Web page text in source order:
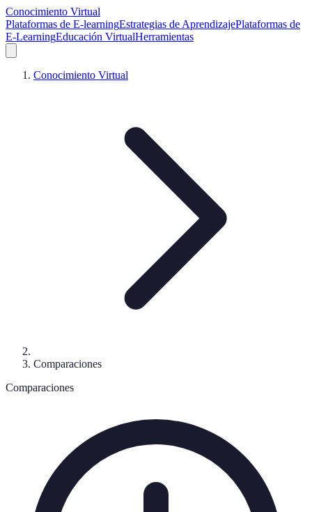
Conocimiento Virtual
Plataformas de E-learningEstrategias de AprendizajePlataformas de
E-LearningEducación VirtualHerramientas
Conocimiento Virtual
Comparaciones
Comparaciones